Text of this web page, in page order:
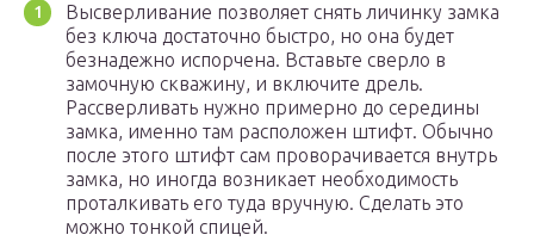
Высверливание позволяет снять личинку замка
без ключа достаточно быстро, но она будет
безнадежно испорчена. Вставьте сверло в
замочную скважину, и включите дрель.
Рассверливать нужно примерно до середины
замка, именно там расположен штифт. Обычно
после этого штифт сам проворачивается внутрь
замка, но иногда возникает необходимость
проталкивать его туда вручную. Сделать это
можно тонкой спицей.